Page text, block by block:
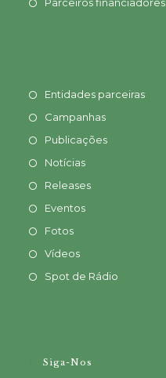
Entidades parceiras
Campanhas
Publicações
Notícias
Releases
Eventos
Fotos
Vídeos
Spot de Rádio
Siga-Nos